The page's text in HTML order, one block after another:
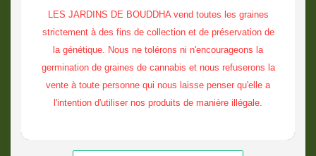
LES JARDINS DE BOUDDHA vend toutes les graines
strictement à des fins de collection et de préservation de
la génétique. Nous ne tolérons ni n'encourageons la
germination de graines de cannabis et nous refuserons la
vente à toute personne qui nous laisse penser qu'elle a
l'intention d'utiliser nos produits de manière illégale.